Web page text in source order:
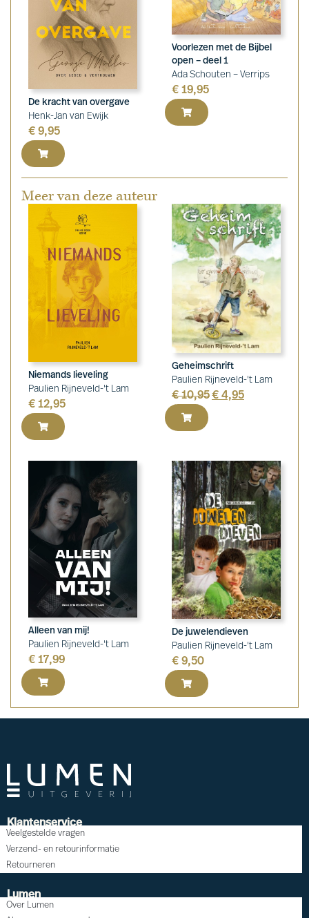
De kracht van overgave
Henk-Jan van Ewijk
€ 9,95
Voorlezen met de Bijbel
open – deel 1
Ada Schouten – Verrips
€ 19,95
Meer van deze auteur
Niemands lieveling
Paulien Rijneveld-'t Lam
€ 12,95
Geheimschrift
Paulien Rijneveld-'t Lam
€10,95€ 4,95
Alleen van mij!
Paulien Rijneveld-'t Lam
€ 17,99
De juwelendieven
Paulien Rijneveld-'t Lam
€ 9,50
Klantenservice
Veelgestelde vragen
Verzend- en retourinformatie
Retourneren
Lumen
Over Lumen